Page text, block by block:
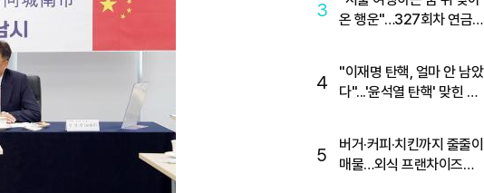
3
온 행운"…327회차 연금
4
"이재명 탄핵, 얼마 안 남았
다"...'윤석열 탄핵' 맞힌 무
5
버거·커피·치킨까지 줄줄이
매물…외식 프랜차이즈